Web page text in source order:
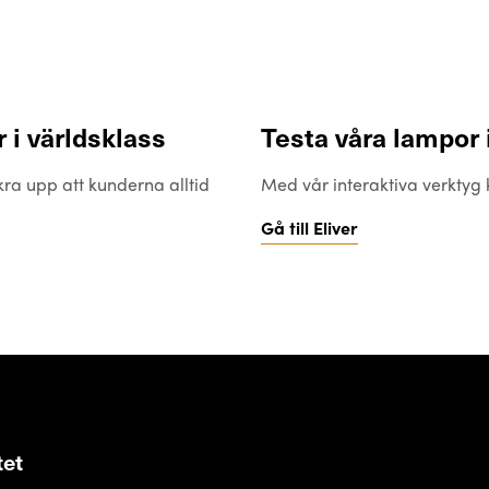
i världsklass
upp att kunderna alltid
Testa våra lampor
Med vår interaktiva
Gå till Eliver